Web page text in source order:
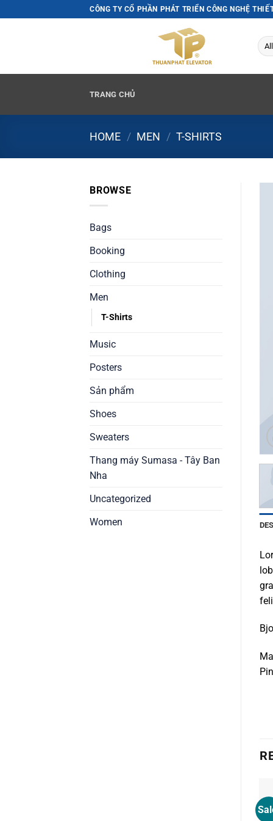
to
CÔNG TY CỔ PHẦN PHÁT TRIỂN CÔNG NGHỆ
TRANG CHỦ
HOME / MEN / T-SHIRTS
BROWSE
Bags
Booking
Clothing
Men
T-Shirts
Music
Posters
Sản phẩm
Shoes
Sweaters
Thang máy Sumasa - Tây Ban
Nha
Uncategorized
Women